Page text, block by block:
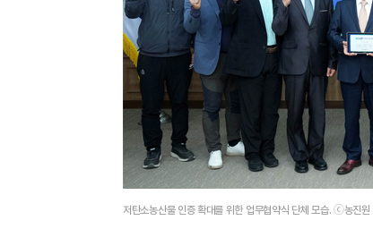
저탄소농산물 인증 확대를 위한 업무협약식 단체 모습. ⓒ농진원